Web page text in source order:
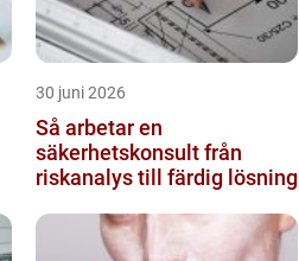
30 juni 2026
Så arbetar en
säkerhetskonsult från
riskanalys till färdig lösning